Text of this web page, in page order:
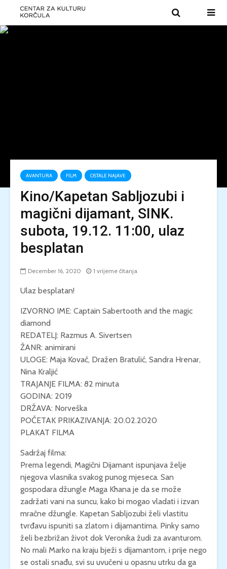
AVANTURA FILM OSTALE NAJAVE
Kino/Kapetan Sabljozubi i
magični dijamant, SINK.
subota, 19.12. 11:00, ulaz
besplatan
December 16, 2020 1 vrijeme čitanja
Ulaz besplatan!
IZVORNO IME: Captain Sabertooth and the magic
diamond
REDATELJ: Razmus A. Sivertsen
ŽANR: animirani
ULOGE: Maja Kovač, Dražen Bratulić, Sandra Hrenar,
Nina Kraljić
TRAJANJE FILMA: 82 minuta
GODINA: 2019
DRŽAVA: Norveška
POČETAK PRIKAZIVANJA: 20.02.2020
PLAKAT FILMA
Sadržaj filma:
Prema legendi, Magični Dijamant ispunjava želje
njegova vlasnika svakog punog mjeseca. San
gospodara džungle Maga Khana je da se može
zadržati vani na suncu, kako bi mogao vladati i izvan
mračne džungle. Kapetan Sabljozubi želi vlastitu
tvrđavu ispuniti sa zlatom i dijamantima. Pinky samo
želi bezbrižan život dok Veronika žudi za avanturom.
No mali Marko na kraju bježi s dijamantom, i prije nego
se ostali snađu, svi su uvučeni u opasnu utrku da ga